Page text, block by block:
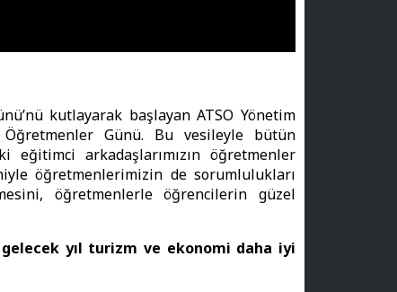
kutlayarak başlayan ATSO Yönetim
Günü. Bu vesileyle bütün
arkadaşlarımızın öğretmenler
öğretmenlerimizin de sorumlulukları
öğretmenlerle öğrencilerin güzel
gelecek yıl turizm ve ekonomi daha iyi